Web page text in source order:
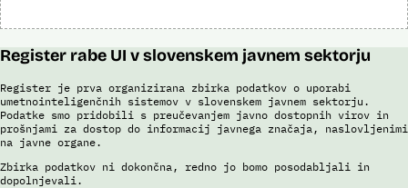
Register rabe UI v slovenskem javnem sektorju
Register je prva organizirana zbirka podatkov o uporabi
umetnointeligenčnih sistemov v slovenskem javnem sektorju.
Podatke smo pridobili s preučevanjem javno dostopnih virov in
prošnjami za dostop do informacij javnega značaja, naslovljenimi
na javne organe.
Zbirka podatkov ni dokončna, redno jo bomo posodabljali in
dopolnjevali.